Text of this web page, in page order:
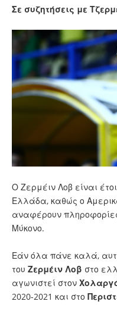
Σε συζητήσεις με
Ο Ζερμέιν Λοβ είναι
Ελλάδα, καθώς ο
αναφέρουν
Μύκονο.
Εάν όλα πάνε καλά,
του Ζερμέιν Λοβ στο
αγωνιστεί στον
2020-2021 και στο